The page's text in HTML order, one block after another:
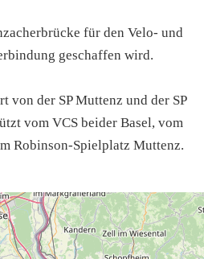
für den Velo- und
geschaffen wird.
von der SP Muttenz und der SP
vom VCS beider Basel, vom
Robinson-Spielplatz Muttenz.